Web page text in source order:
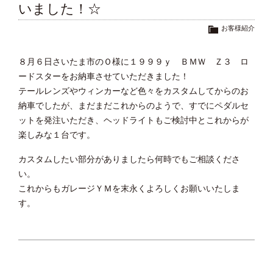
いました！☆
お客様紹介
８月６日さいたま市のＯ様に１９９９ｙ ＢＭＷ Ｚ３ ロ
ードスターをお納車させていただきました！
テールレンズやウィンカーなど色々をカスタムしてからのお
納車でしたが、まだまだこれからのようで、すでにペダルセ
ットを発注いただき、ヘッドライトもご検討中とこれからが
楽しみな１台です。
カスタムしたい部分がありましたら何時でもご相談くださ
い。
これからもガレージＹＭを末永くよろしくお願いいたしま
す。